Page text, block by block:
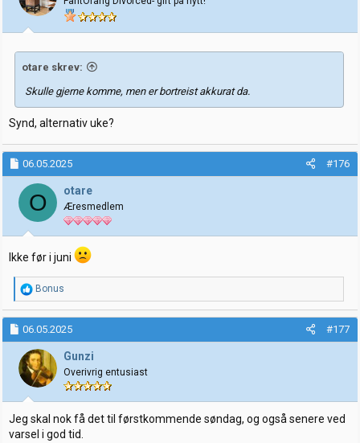
otare skrev:
Skulle gjerne komme, men er bortreist akkurat da.
Synd, alternativ uke?
06.05.2025 #176
O otare
Æresmedlem
Ikke før i juni
R
e
a
k
s
j
o
n
e
r
:
Bonus
06.05.2025 #177
Gunzi
Overivrig entusiast
Jeg skal nok få det til førstkommende søndag, og også senere ved
varsel i god tid.